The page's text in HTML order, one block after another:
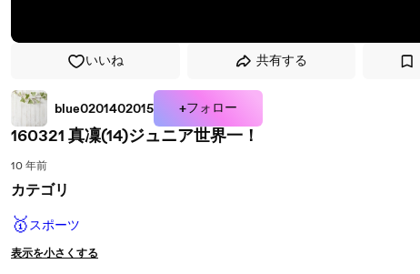
いいね 共有する
blue0201402015 +フォロー
160321 真凜(14)ジュニア世界一！
10 年前
カテゴリ
🥇スポーツ
表示を小さくする